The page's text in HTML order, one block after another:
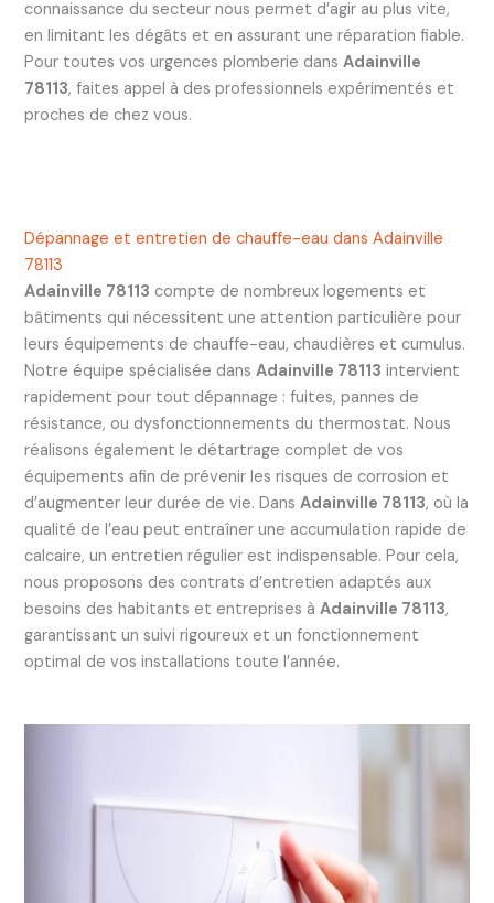
connaissance du secteur nous permet d’agir au plus vite,
en limitant les dégâts et en assurant une réparation fiable.
Pour toutes vos urgences plomberie dans Adainville
78113, faites appel à des professionnels expérimentés et
proches de chez vous.
Dépannage et entretien de chauffe-eau dans Adainville
78113
Adainville 78113 compte de nombreux logements et
bâtiments qui nécessitent une attention particulière pour
leurs équipements de chauffe-eau, chaudières et cumulus.
Notre équipe spécialisée dans Adainville 78113 intervient
rapidement pour tout dépannage : fuites, pannes de
résistance, ou dysfonctionnements du thermostat. Nous
réalisons également le détartrage complet de vos
équipements afin de prévenir les risques de corrosion et
d’augmenter leur durée de vie. Dans Adainville 78113, où la
qualité de l’eau peut entraîner une accumulation rapide de
calcaire, un entretien régulier est indispensable. Pour cela,
nous proposons des contrats d’entretien adaptés aux
besoins des habitants et entreprises à Adainville 78113,
garantissant un suivi rigoureux et un fonctionnement
optimal de vos installations toute l’année.